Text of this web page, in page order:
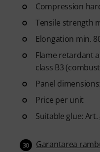
Compression
Tensile strength
Elongation min.
Flame retardant
class B3
Panel
Price per unit
Suitable glue: Art.
30 Garantarea